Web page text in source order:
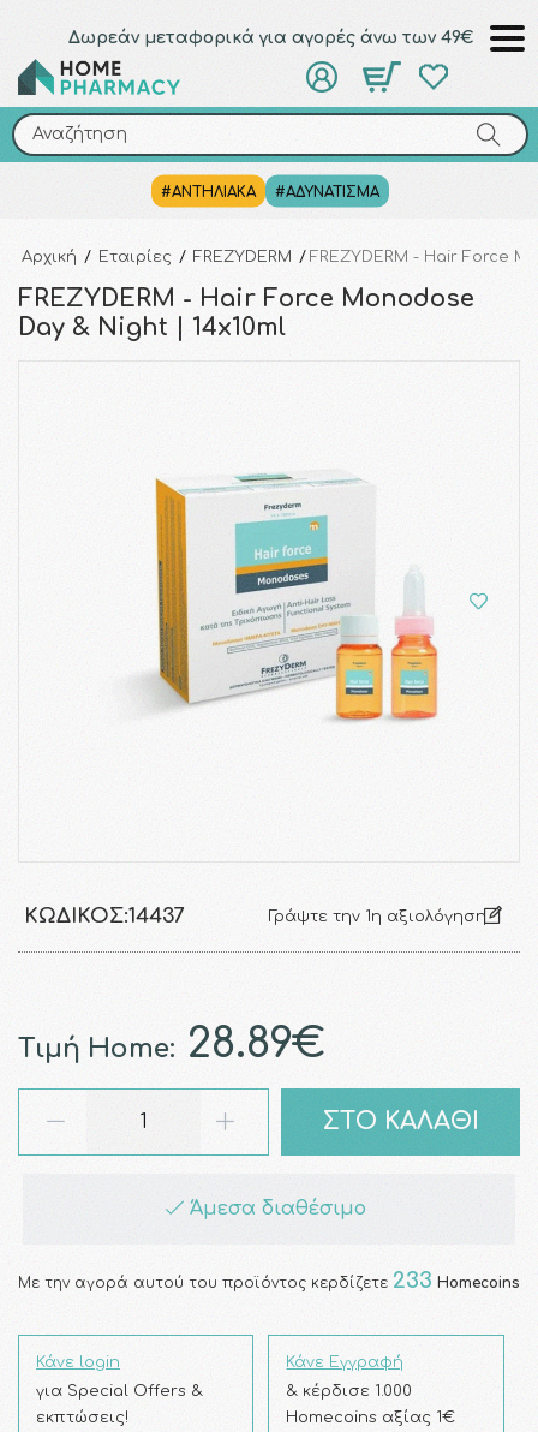
Δωρεάν μεταφορικά για αγορές άνω των 49€
Αναζήτηση
#ΑΝΤΗΛΙΑΚΑ #ΑΔΥΝΑΤΙΣΜΑ
Αναζήτηση
Αρχική / Εταιρίες / FREZYDERM / FREZYDERM - Hair Force
FREZYDERM - Hair Force Monodose
Day & Night | 14x10ml
ΚΩΔΙΚΌΣ:14437 Γράψτε την 1η αξιολόγηση
Τιμή Home: 28.89€
ΣΤΟ ΚΑΛΑΘΙ
Άμεσα διαθέσιμο
Με την αγορά αυτού του προϊόντος κερδίζετε 233 Homecoins
Κάνε login
για Special Offers &
εκπτώσεις!
Κάνε Εγγραφή
& κέρδισε 1.000
Homecoins αξίας 1€